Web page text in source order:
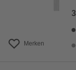
Merken